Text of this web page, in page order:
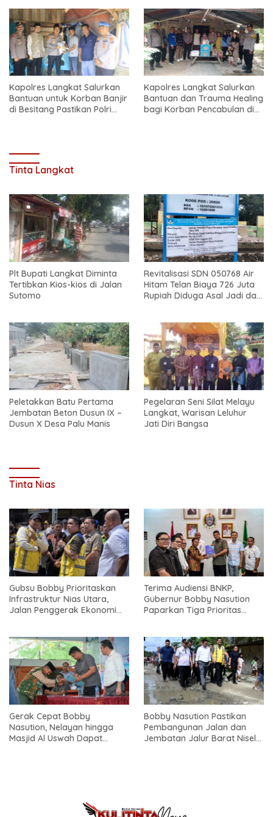
Kapolres Langkat Salurkan
Bantuan untuk Korban Banjir
di Besitang Pastikan Polri
Kapolres Langkat Salurkan
Bantuan dan Trauma Healing
bagi Korban Pencabulan di
Tinta Langkat
Plt Bupati Langkat Diminta
Tertibkan Kios-kios di Jalan
Sutomo
Revitalisasi SDN 050768 Air
Hitam Telan Biaya 726 Juta
Rupiah Diduga Asal Jadi dan
Peletakkan Batu Pertama
Jembatan Beton Dusun IX –
Dusun X Desa Palu Manis
Pegelaran Seni Silat Melayu
Langkat, Warisan Leluhur
Jati Diri Bangsa
Tinta Nias
Gubsu Bobby Prioritaskan
Infrastruktur Nias Utara,
Jalan Penggerak Ekonomi
Terima Audiensi BNKP,
Gubernur Bobby Nasution
Paparkan Tiga Prioritas
Gerak Cepat Bobby
Nasution, Nelayan hingga
Masjid Al Uswah Dapat
Bobby Nasution Pastikan
Pembangunan Jalan dan
Jembatan Jalur Barat Nisel-